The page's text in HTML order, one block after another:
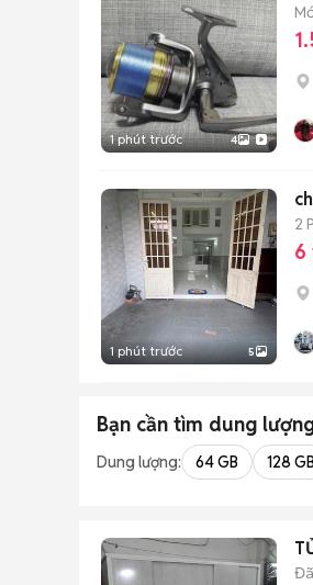
1 phút trước 4
1 phút trước 5
2
6
Bạn cần tìm dung
Dung lượng: 64 GB 128 GB